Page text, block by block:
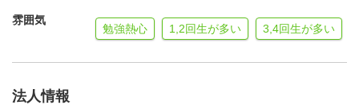
雰囲気
勉強熱心 1,2回生が多い 3,4回生が多い
法人情報